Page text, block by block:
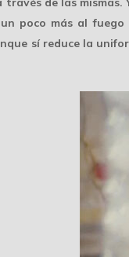
poco más al
sí reduce la